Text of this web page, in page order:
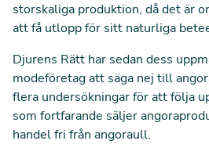
storskaliga produktion, då det är
att få utlopp för sitt naturliga
Djurens Rätt har sedan dess
modeföretag att säga nej till
flera undersökningar för att följa
som fortfarande säljer
handel fri från angoraull.